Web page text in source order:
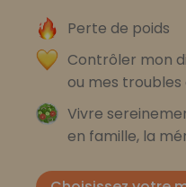
Perte de poids
Contrôler mon
ou mes troubles
Vivre
en famille, la